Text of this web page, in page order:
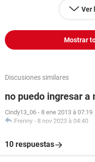
Ver
Mostrar
Discusiones similares
no puedo ingresar a
Cindy13_06 - 8 ene 2013 à 07:19
Frenny - 8 nov 2023 à 04:40
10 respuestas